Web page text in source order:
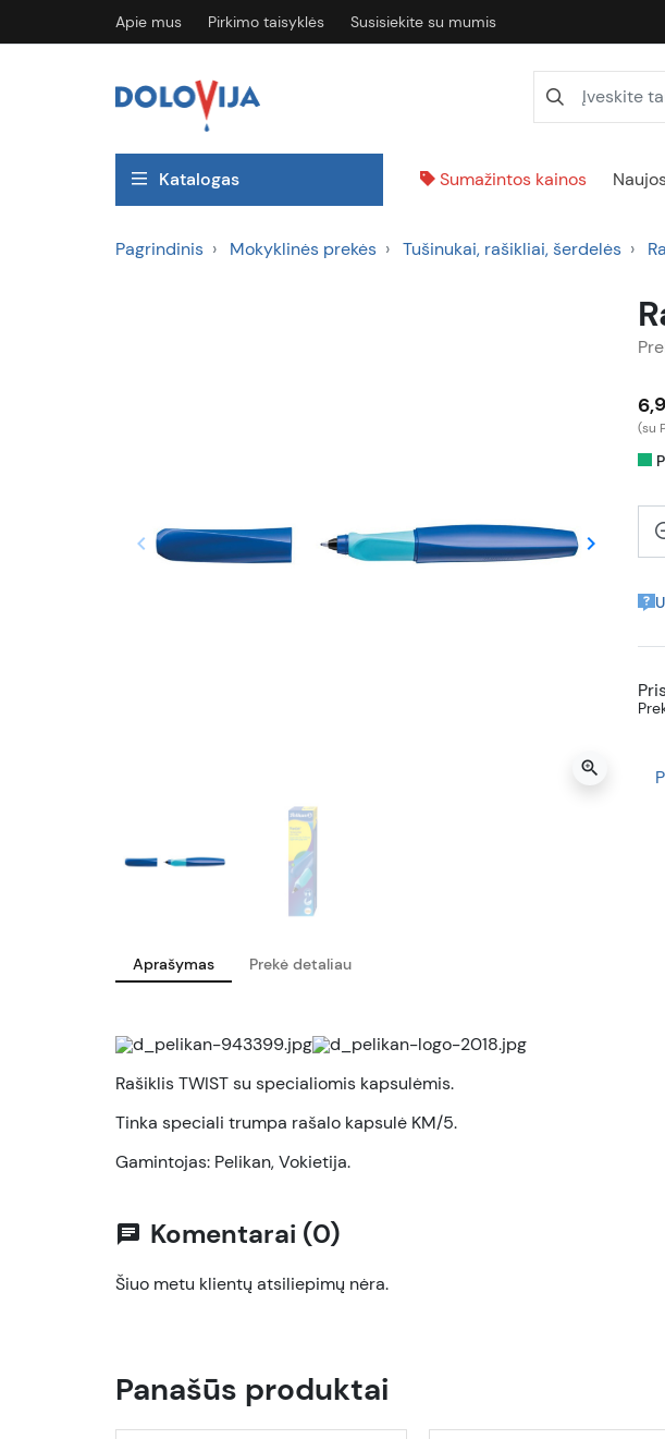
Apie mus Pirkimo taisyklės Susisiekite su mumis
Katalogas Sumažintos kainos
Pagrindinis Mokyklinės prekės Tušinukai, rašikliai, šerdelės
Ankstesnis
keyboard_arrow_left Tęsti
keyboard_arrow_right
zoom_in
(su
Aprašymas Prekė detaliau
Rašiklis TWIST su specialiomis kapsulėmis.
Tinka speciali trumpa rašalo kapsulė KM/5.
Gamintojas: Pelikan, Vokietija.
chat Komentarai (0)
Šiuo metu klientų atsiliepimų nėra.
Panašūs produktai